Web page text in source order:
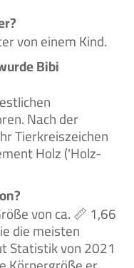
von einem Kind.
Bibi
Nach der
Tierkreiszeichen
Holz ('Holz-
von ca. 📏 1,66
die meisten
Statistik von 2021